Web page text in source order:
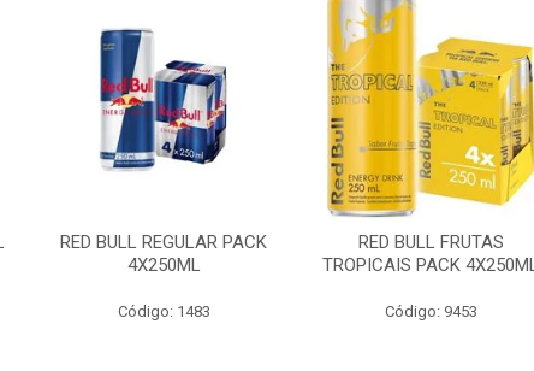
RED BULL REGULAR PACK
4X250ML
Código: 1483
RED BULL FRUTAS
TROPICAIS PACK 4X250ML
Código: 9453